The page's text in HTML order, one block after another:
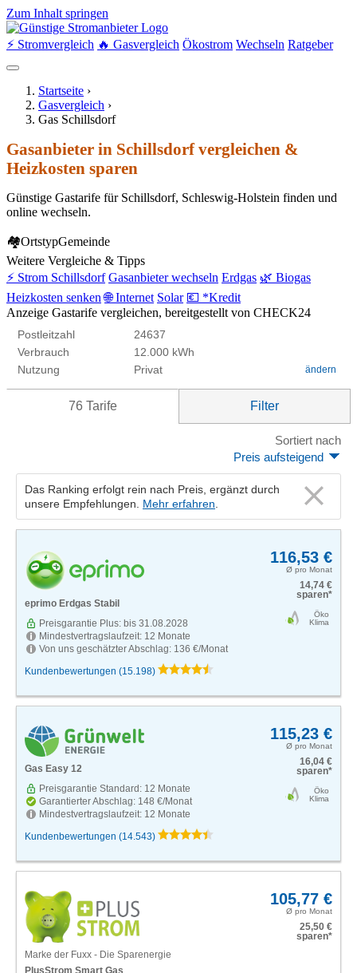
Zum Inhalt springen
⚡ Stromvergleich 🔥 Gasvergleich Ökostrom Wechseln Ratgeber
Startseite ›
Gasvergleich ›
Gas Schillsdorf
Gasanbieter in Schillsdorf vergleichen &
Heizkosten sparen
Günstige Gastarife für Schillsdorf, Schleswig-Holstein finden und
online wechseln.
🏘OrtstypGemeinde
Weitere Vergleiche & Tipps
⚡ Strom Schillsdorf Gasanbieter wechseln Erdgas 🌿 Biogas
Heizkosten senken 🌐 Internet Solar 💶 *Kredit
Anzeige Gastarife vergleichen, bereitgestellt von CHECK24